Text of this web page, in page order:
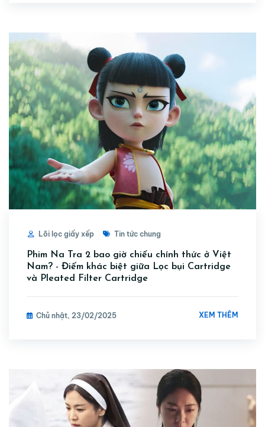
Lõi lọc giấy xếp Tin tức chung
Phim Na Tra 2 bao giờ chiếu chính thức ở Việt
Nam? - Điểm khác biệt giữa Lọc bụi Cartridge
và Pleated Filter Cartridge
Chủ nhật, 23/02/2025 XEM THÊM